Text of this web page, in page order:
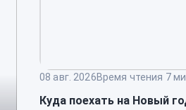
08 авг. 2026Время чтения 7
Куда поехать на Новый